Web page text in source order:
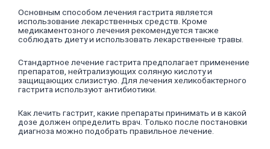
Основным способом лечения гастрита является
использование лекарственных средств. Кроме
медикаментозного лечения рекомендуется также
соблюдать диету и использовать лекарственные травы.
Стандартное лечение гастрита предполагает применение
препаратов, нейтрализующих соляную кислоту и
защищающих слизистую. Для лечения хеликобактерного
гастрита используют антибиотики.
Как лечить гастрит, какие препараты принимать и в какой
дозе должен определить врач. Только после постановки
диагноза можно подобрать правильное лечение.